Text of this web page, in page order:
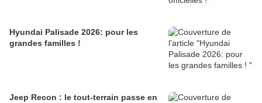
Hyundai Palisade 2026: pour les
grandes familles !
Jeep Recon : le tout-terrain passe en